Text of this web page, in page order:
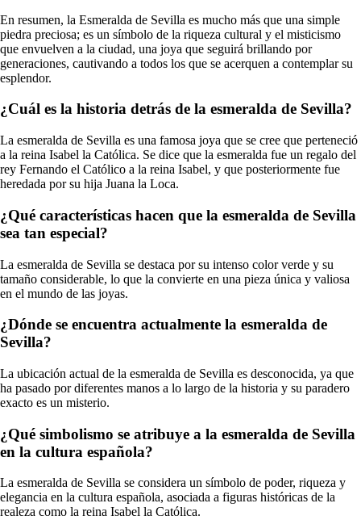
En resumen, la Esmeralda de Sevilla es mucho más que una simple
piedra preciosa; es un símbolo de la riqueza cultural y el misticismo
que envuelven a la ciudad, una joya que seguirá brillando por
generaciones, cautivando a todos los que se acerquen a contemplar su
esplendor.
¿Cuál es la historia detrás de la esmeralda de Sevilla?
La esmeralda de Sevilla es una famosa joya que se cree que perteneció
a la reina Isabel la Católica. Se dice que la esmeralda fue un regalo del
rey Fernando el Católico a la reina Isabel, y que posteriormente fue
heredada por su hija Juana la Loca.
¿Qué características hacen que la esmeralda de Sevilla
sea tan especial?
La esmeralda de Sevilla se destaca por su intenso color verde y su
tamaño considerable, lo que la convierte en una pieza única y valiosa
en el mundo de las joyas.
¿Dónde se encuentra actualmente la esmeralda de
Sevilla?
La ubicación actual de la esmeralda de Sevilla es desconocida, ya que
ha pasado por diferentes manos a lo largo de la historia y su paradero
exacto es un misterio.
¿Qué simbolismo se atribuye a la esmeralda de Sevilla
en la cultura española?
La esmeralda de Sevilla se considera un símbolo de poder, riqueza y
elegancia en la cultura española, asociada a figuras históricas de la
realeza como la reina Isabel la Católica.